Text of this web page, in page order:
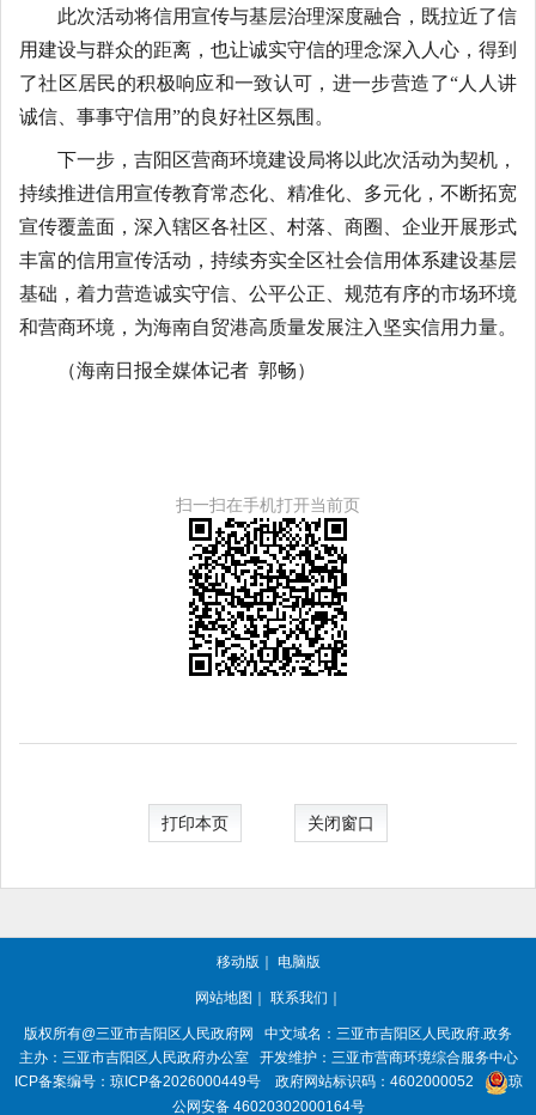
此次活动将信用宣传与基层治理深度融合，既拉近了信
用建设与群众的距离，也让诚实守信的理念深入人心，得到
了社区居民的积极响应和一致认可，进一步营造了“人人讲
诚信、事事守信用”的良好社区氛围。
下一步，吉阳区营商环境建设局将以此次活动为契机，
持续推进信用宣传教育常态化、精准化、多元化，不断拓宽
宣传覆盖面，深入辖区各社区、村落、商圈、企业开展形式
丰富的信用宣传活动，持续夯实全区社会信用体系建设基层
基础，着力营造诚实守信、公平公正、规范有序的市场环境
和营商环境，为海南自贸港高质量发展注入坚实信用力量。
（海南日报全媒体记者 郭畅）
扫一扫在手机打开当前页
打印本页 关闭窗口
移动版 ｜ 电脑版
网站地图 ｜ 联系我们 ｜
版权所有@三亚市吉阳区人民政府网 中文域名： 三亚市吉阳区人民政府.政务
主办：三亚市吉阳区人民政府办公室
开发维护：三亚市营商环境综合服务中心
ICP备案编号： 琼ICP备2026000449号 政府网站标识码： 4602000052
琼
公网安备 46020302000164号